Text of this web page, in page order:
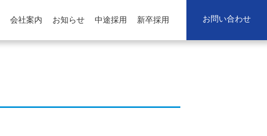
会社案内 お知らせ 中途採用 新卒採用 お問い合わせ